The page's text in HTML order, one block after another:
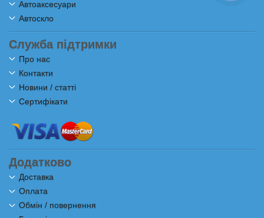
Автоаксесуари
Автоскло
Служба підтримки
Про нас
Контакти
Новини / статті
Сертифікати
Додатково
Доставка
Оплата
Обмін / повернення